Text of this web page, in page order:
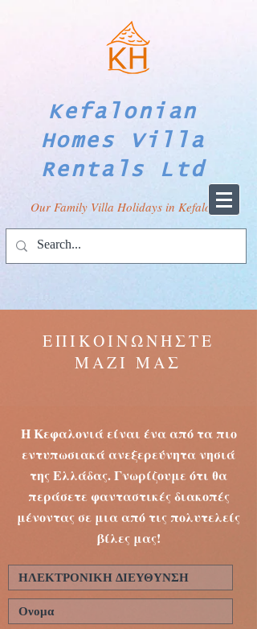
Kefalonian
Homes Villa
Rentals Ltd
Our Family Villa Holidays in Kefalonia
ΕΠΙΚΟΙΝΩΝΗΣΤΕ
ΜΑΖΙ ΜΑΣ
Η Κεφαλονιά είναι ένα από τα πιο
εντυπωσιακά ανεξερεύνητα νησιά
της Ελλάδας. Γνωρίζουμε ότι θα
περάσετε φανταστικές διακοπές
μένοντας σε μια από τις πολυτελείς
βίλες μας!